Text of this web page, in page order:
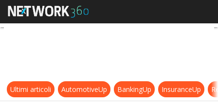
La nuova mobilità sostenibile: un
Ultimi articoli AutomotiveUp BankingUp InsuranceUp